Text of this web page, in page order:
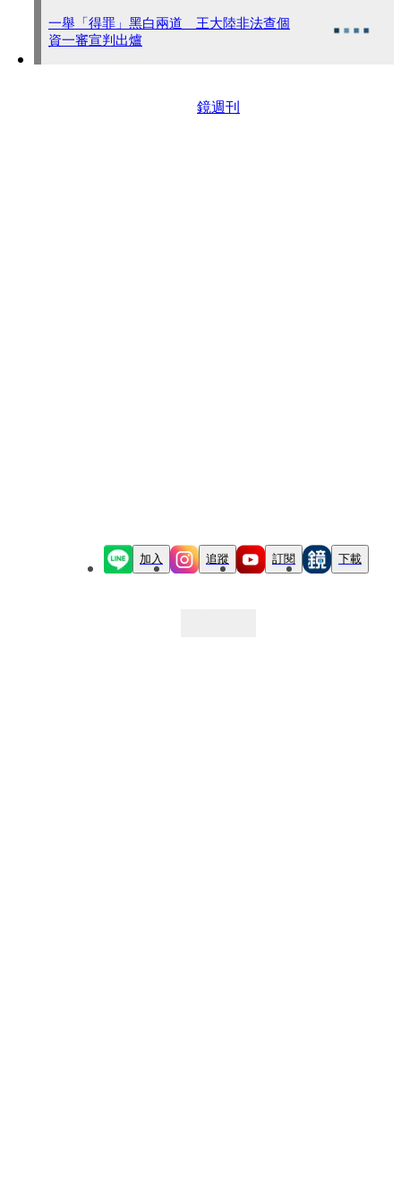
一舉「得罪」黑白兩道 王大陸非法查個
資一審宣判出爐
鏡週刊
加入 追蹤 訂閱 下載